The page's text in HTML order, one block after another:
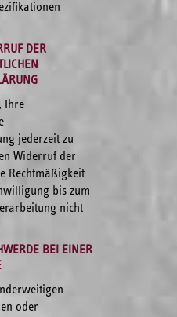
DER
Ihre
jederzeit zu
Widerruf der
Rechtmäßigkeit
bis zum
nicht
BEI EINER
oder